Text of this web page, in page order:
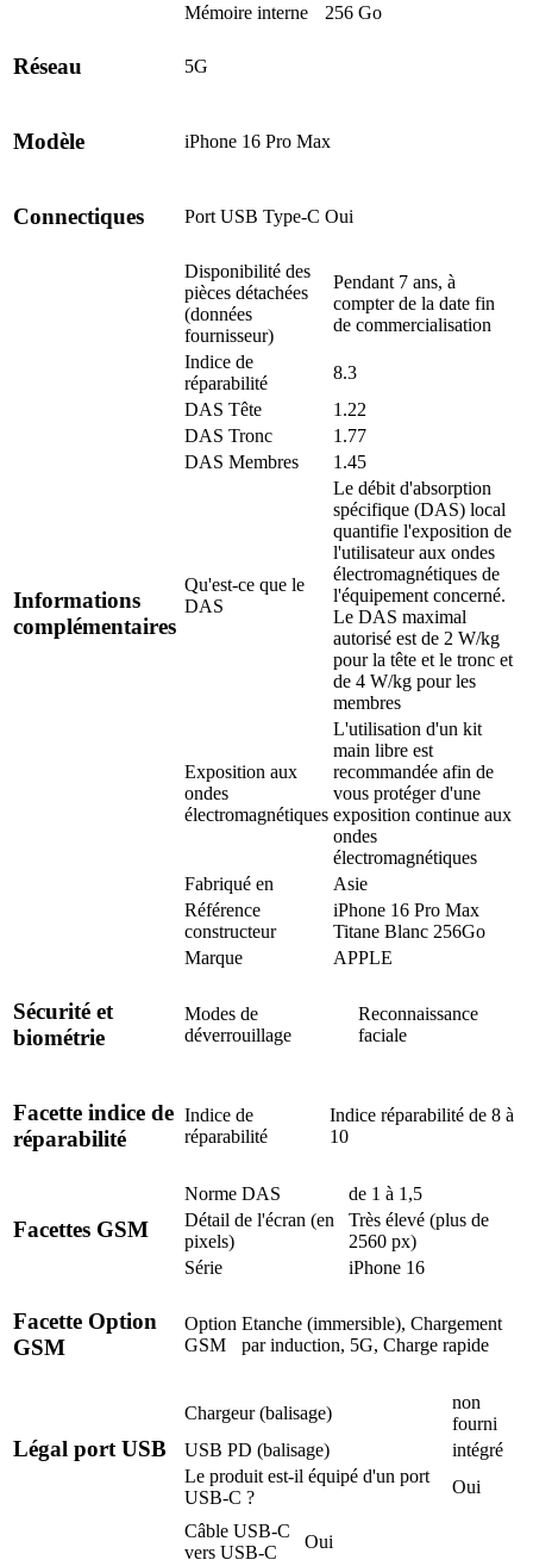
Mémoire interne
256 Go
Réseau 5G
Modèle iPhone 16 Pro Max
Connectiques Port USB Type-C Oui
Informations
complémentaires
Disponibilité des
pièces détachées
(données
fournisseur)
Pendant 7 ans, à
compter de la date fin
de commercialisation
Indice de
réparabilité
8.3
DAS Tête
1.22
DAS Tronc
1.77
DAS Membres
1.45
Qu'est-ce que le
DAS
Le débit d'absorption
spécifique (DAS) local
quantifie l'exposition de
l'utilisateur aux ondes
électromagnétiques de
l'équipement concerné.
Le DAS maximal
autorisé est de 2 W/kg
pour la tête et le tronc et
de 4 W/kg pour les
membres
Exposition aux
ondes
électromagnétiques
L'utilisation d'un kit
main libre est
recommandée afin de
vous protéger d'une
exposition continue aux
ondes
électromagnétiques
Fabriqué en
Asie
Référence
constructeur
iPhone 16 Pro Max
Titane Blanc 256Go
Marque
APPLE
Sécurité et
biométrie
Modes de
déverrouillage
Reconnaissance
faciale
Facette indice de
réparabilité
Indice de
réparabilité
Indice réparabilité de 8 à
10
Facettes GSM
Norme DAS
de 1 à 1,5
Détail de l'écran (en
pixels)
Très élevé (plus de
2560 px)
Série
iPhone 16
Facette Option
GSM
Option
GSM
Etanche (immersible), Chargement
par induction, 5G, Charge rapide
Légal port USB
Chargeur (balisage)
non
fourni
USB PD (balisage)
intégré
Le produit est-il équipé d'un port
USB-C ?
Oui
Câble USB-C
vers USB-C
Oui